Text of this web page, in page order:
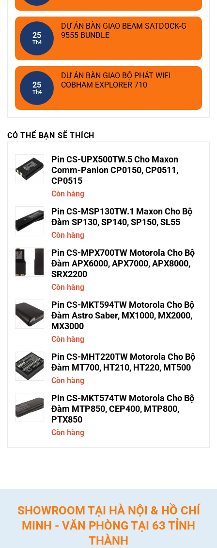
25
Th4
DỰ ÁN BÀN GIAO BEAM SATDOCK-G
9555 BUNDLE
25
Th4
DỰ ÁN BÀN GIAO BỘ PHÁT WIFI
COBHAM EXPLORER 710
CÓ THỂ BẠN SẼ THÍCH
Pin CS-UPX500TW.5 Cho Maxon
Comm-Panion CP0150, CP0511,
CP0515
Còn hàng
Pin CS-MSP130TW.1 Maxon Cho Bộ
Đàm SP130, SP140, SP150, SL55
Còn hàng
Pin CS-MPX700TW Motorola Cho Bộ
Đàm APX6000, APX7000, APX8000,
SRX2200
Còn hàng
Pin CS-MKT594TW Motorola Cho Bộ
Đàm Astro Saber, MX1000, MX2000,
MX3000
Còn hàng
Pin CS-MHT220TW Motorola Cho Bộ
Đàm MT700, HT210, HT220, MT500
Còn hàng
Pin CS-MKT574TW Motorola Cho Bộ
Đàm MTP850, CEP400, MTP800,
PTX850
Còn hàng
SHOWROOM TẠI HÀ NỘI & HỒ CHÍ
MINH - VĂN PHÒNG TẠI 63 TỈNH
THÀNH